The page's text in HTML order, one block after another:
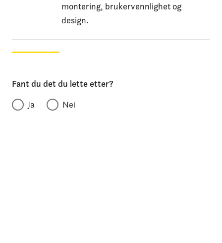
montering, brukervennlighet og
design.
Fant du det du lette etter?
Ja
Nei